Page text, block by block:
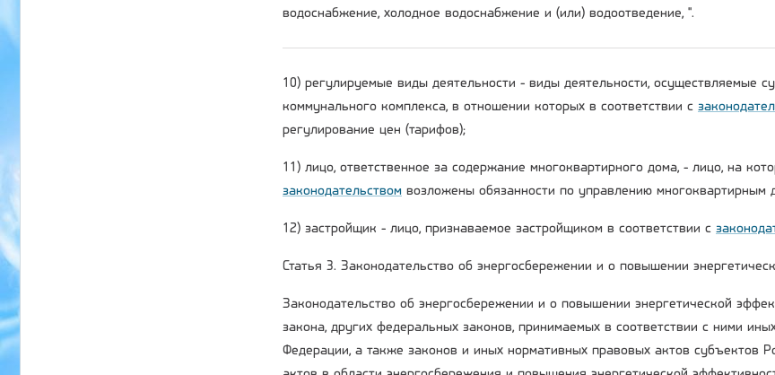
водоснабжение, холодное водоснабжение и (или) водоотведение, ".
10) регулируемые виды деятельности - виды деятельности, осуществляемые
коммунального комплекса, в отношении которых в соответствии с
регулирование цен (тарифов);
11) лицо, ответственное за содержание многоквартирного дома, - лицо, на
законодательством возложены обязанности по управлению многоквартирным
12) застройщик - лицо, признаваемое застройщиком в соответствии с
Статья 3. Законодательство об энергосбережении и о повышении
Законодательство об энергосбережении и о повышении энергетической
закона, других федеральных законов, принимаемых в соответствии с ними
Федерации, а также законов и иных нормативных правовых актов субъектов